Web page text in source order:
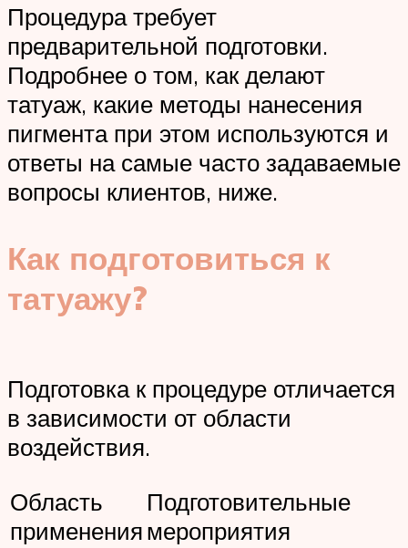
Процедура требует
предварительной подготовки.
Подробнее о том, как делают
татуаж, какие методы нанесения
пигмента при этом используются и
ответы на самые часто задаваемые
вопросы клиентов, ниже.
Как подготовиться к
татуажу?
Подготовка к процедуре отличается
в зависимости от области
воздействия.
Область
применения
Подготовительные
мероприятия